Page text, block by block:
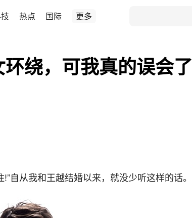
热点 国际 更多
绕，可我真的误会了
自从我和王越结婚以来，就没少听这样的话。